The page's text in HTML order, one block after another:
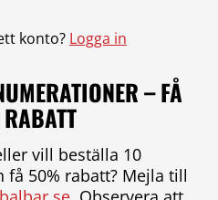
konto? Logga in
– FÅ
vill beställa 10
50% rabatt? Mejla till